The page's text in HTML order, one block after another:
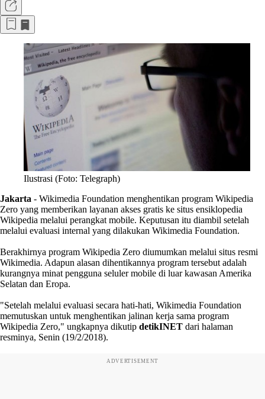
Ilustrasi (Foto: Telegraph)
Jakarta - Wikimedia Foundation menghentikan program Wikipedia
Zero yang memberikan layanan akses gratis ke situs ensiklopedia
Wikipedia melalui perangkat mobile. Keputusan itu diambil setelah
melalui evaluasi internal yang dilakukan Wikimedia Foundation.
Berakhirnya program Wikipedia Zero diumumkan melalui situs resmi
Wikimedia. Adapun alasan dihentikannya program tersebut adalah
kurangnya minat pengguna seluler mobile di luar kawasan Amerika
Selatan dan Eropa.
"Setelah melalui evaluasi secara hati-hati, Wikimedia Foundation
memutuskan untuk menghentikan jalinan kerja sama program
Wikipedia Zero," ungkapnya dikutip detikINET dari halaman
resminya, Senin (19/2/2018).
ADVERTISEMENT